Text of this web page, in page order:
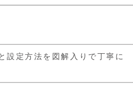
定方法を図解入りで丁寧に